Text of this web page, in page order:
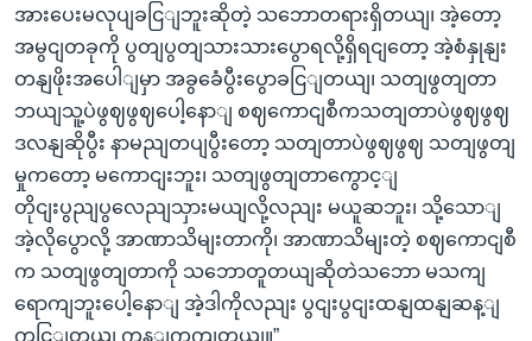
အားပေးမလုပျခငြျဘူးဆိုတဲ့ သဘောတရားရှိတယျ၊ အဲ့တော့
အမွငျတခုကို ပွတျပွတျသားသားပွောရလို့ရှိရငျတော့ အဲ့စံနှုနျး
တနျဖိုးအပေါျမှာ အခွခေံပွီးပွောခငြျတယျ၊ သတျဖွတျတာ
ဘယျသူ့ပဲဖွဈဖွဈပေါ့နောျ စဈကောငျစီကသတျတာပဲဖွဈဖွဈ
ဒလနျဆိုပွီး နာမညျတပျပွီးတော့ သတျတာပဲဖွဈဖွဈ သတျဖွတျ
မှုကတော့ မကောငျးဘူး၊ သတျဖွတျတာကွောင့ျ
တိုငျးပွညျပွလေညျသှားမယျလို့လညျး မယူဆဘူး၊ သို့သောျ
အဲ့လိုပွောလို့ အာဏာသိမျးတာကို၊ အာဏာသိမျးတဲ့ စဈကောငျစီ
က သတျဖွတျတာကို သဘောတူတယျဆိုတဲသဘော မသကျ
ရောကျဘူးပေါ့နောျ အဲ့ဒါကိုလညျး ပွငျးပွငျးထနျထနျဆန့ျ
ကငြျတယျ ကန့ျကှကျတယျ။”